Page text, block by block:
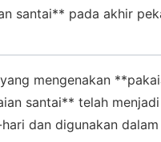
santai** pada akhir
mengenakan
santai** telah
dan digunakan